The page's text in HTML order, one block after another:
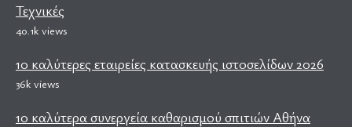
Τεχνικές
40.1k views
10 καλύτερες εταιρείες κατασκευής ιστοσελίδων 2026
36k views
10 καλύτερα συνεργεία καθαρισμού σπιτιών Αθήνα